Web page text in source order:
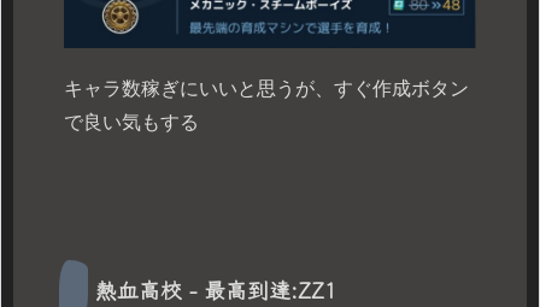
キャラ数稼ぎにいいと思うが、すぐ作成ボタン
で良い気もする
熱血高校 - 最高到達:ZZ1